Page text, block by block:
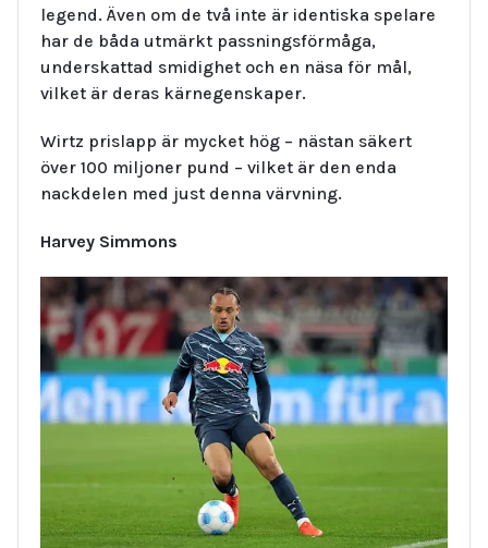
legend. Även om de två inte är identiska spelare
har de båda utmärkt passningsförmåga,
underskattad smidighet och en näsa för mål,
vilket är deras kärnegenskaper.
Wirtz prislapp är mycket hög – nästan säkert
över 100 miljoner pund – vilket är den enda
nackdelen med just denna värvning.
Harvey Simmons